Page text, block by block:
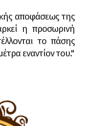
αποφάσεως της
η προσωρινή
το πάσης
εναντίον του."